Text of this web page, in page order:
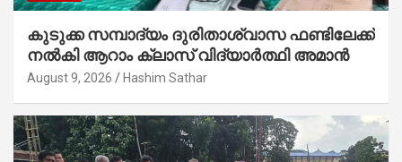
കുടുക്ക സമ്പാദ്യം ദുരിതാശ്വാസ ഫണ്ടിലേക്ക്
നൽകി ആറാം ക്ലാസ് വിദ്യാർത്ഥി അമാൻ
August 9, 2026 Hashim Sathar